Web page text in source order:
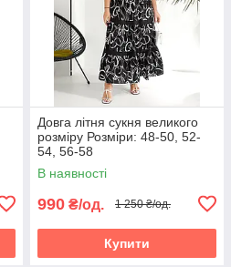
Довга літня сукня великого
розміру Розміри: 48-50, 52-
54, 56-58
В наявності
990 ₴/од. 1 250 ₴/од.
Купити